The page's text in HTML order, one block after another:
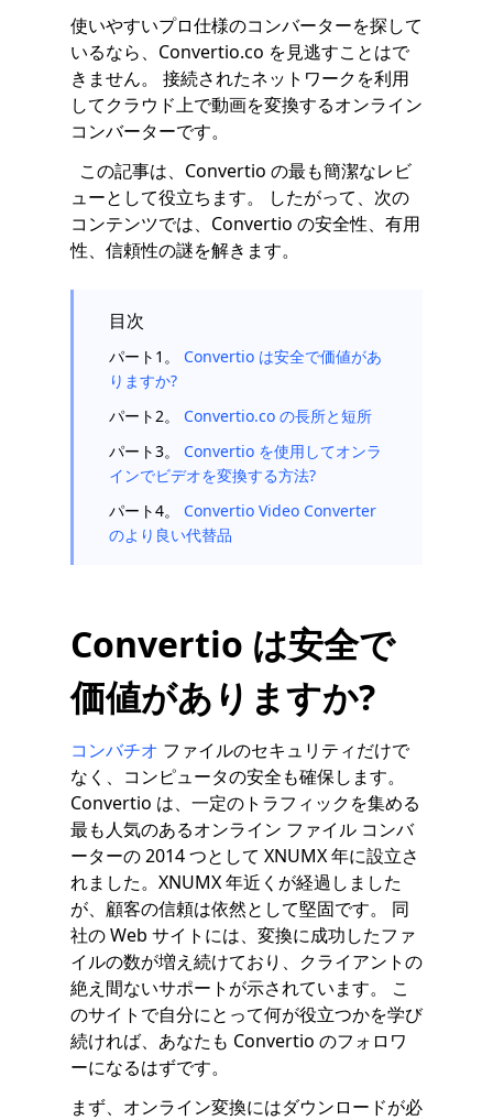
使いやすいプロ仕様のコンバーターを探して
いるなら、Convertio.co を見逃すことはで
きません。 接続されたネットワークを利用
してクラウド上で動画を変換するオンライン
コンバーターです。
この記事は、Convertio の最も簡潔なレビ
ューとして役立ちます。 したがって、次の
コンテンツでは、Convertio の安全性、有用
性、信頼性の謎を解きます。
目次
パート1。 Convertio は安全で価値があ
りますか?
パート2。 Convertio.co の長所と短所
パート3。 Convertio を使用してオンラ
インでビデオを変換する方法?
パート4。 Convertio Video Converter
のより良い代替品
Convertio は安全で
価値がありますか?
コンバチオ ファイルのセキュリティだけで
なく、コンピュータの安全も確保します。
Convertio は、一定のトラフィックを集める
最も人気のあるオンライン ファイル コンバ
ーターの 2014 つとして XNUMX 年に設立さ
れました。XNUMX 年近くが経過しました
が、顧客の信頼は依然として堅固です。 同
社の Web サイトには、変換に成功したファ
イルの数が増え続けており、クライアントの
絶え間ないサポートが示されています。 こ
のサイトで自分にとって何が役立つかを学び
続ければ、あなたも Convertio のフォロワ
ーになるはずです。
まず、オンライン変換にはダウンロードが必